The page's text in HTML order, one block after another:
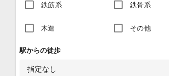
鉄筋系 鉄骨系
木造 その他
駅からの徒歩
指定なし